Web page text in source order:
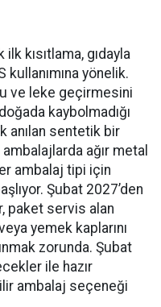
kısıtlama, gıdayla
yönelik.
ve leke geçirmesini
kaybolmadığı
anılan sentetik bir
ağır metal
ambalaj tipi için
Şubat 2027’den
paket servis alan
yemek kaplarını
zorunda. Şubat
ile hazır
ambalaj seçeneği